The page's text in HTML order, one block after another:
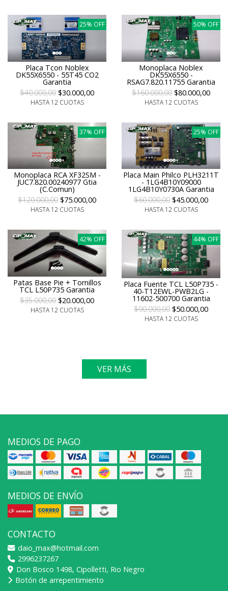
25% OFF
Placa Tcon Noblex
DK55X6550 - 55T45 CO2
Garantia
$40.000,00 $30.000,00
HASTA 12 CUOTAS
50% OFF
Monoplaca Noblex
DK55X6550 -
RSAG7.820.11755 Garantia
$160.000,00 $80.000,00
HASTA 12 CUOTAS
37% OFF
Monoplaca RCA XF32SM -
JUC7.820.00240977 Gtia
(C.Comun)
$120.000,00 $75.000,00
HASTA 12 CUOTAS
25% OFF
Placa Main Philco PLH3211T
- 1LG4B10Y09000
1LG4B10Y0730A Garantia
$60.000,00 $45.000,00
HASTA 12 CUOTAS
42% OFF
Patas Base Pie + Tornillos
TCL L50P735 Garantia
$35.000,00 $20.000,00
HASTA 12 CUOTAS
44% OFF
Placa Fuente TCL L50P735 -
40-T12EWL-PWB2LG -
11602-500700 Garantia
$90.000,00 $50.000,00
HASTA 12 CUOTAS
VER MÁS
MEDIOS DE PAGO
MEDIOS DE ENVÍO
CONTACTO
daio_max@hotmail.com
2996237267
Don Bosco 1498, Cipolletti, Rio Negro
Botón de arrepentimiento